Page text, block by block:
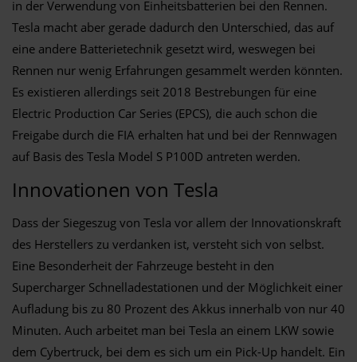
in der Verwendung von Einheitsbatterien bei den Rennen.
Tesla macht aber gerade dadurch den Unterschied, das auf
eine andere Batterietechnik gesetzt wird, weswegen bei
Rennen nur wenig Erfahrungen gesammelt werden könnten.
Es existieren allerdings seit 2018 Bestrebungen für eine
Electric Production Car Series (EPCS), die auch schon die
Freigabe durch die FIA erhalten hat und bei der Rennwagen
auf Basis des Tesla Model S P100D antreten werden.
Innovationen von Tesla
Dass der Siegeszug von Tesla vor allem der Innovationskraft
des Herstellers zu verdanken ist, versteht sich von selbst.
Eine Besonderheit der Fahrzeuge besteht in den
Supercharger Schnelladestationen und der Möglichkeit einer
Aufladung bis zu 80 Prozent des Akkus innerhalb von nur 40
Minuten. Auch arbeitet man bei Tesla an einem LKW sowie
dem Cybertruck, bei dem es sich um ein Pick-Up handelt. Ein